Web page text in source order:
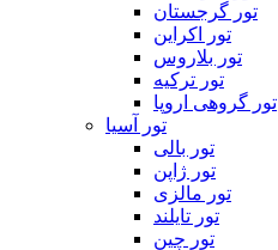
تور گرجستان
تور اکراین
تور بلاروس
تور ترکیه
تور گروهی اروپا
تور آسیا
تور بالی
تور ژاپن
تور مالزی
تور تایلند
تور چین